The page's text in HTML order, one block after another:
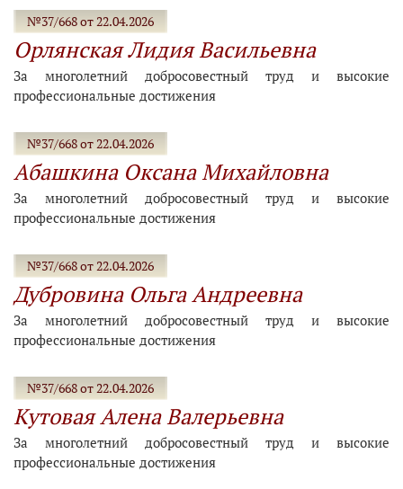
№37/668 от 22.04.2026
Орлянская Лидия Васильевна
За многолетний добросовестный труд и высокие
профессиональные достижения
№37/668 от 22.04.2026
Абашкина Оксана Михайловна
За многолетний добросовестный труд и высокие
профессиональные достижения
№37/668 от 22.04.2026
Дубровина Ольга Андреевна
За многолетний добросовестный труд и высокие
профессиональные достижения
№37/668 от 22.04.2026
Кутовая Алена Валерьевна
За многолетний добросовестный труд и высокие
профессиональные достижения